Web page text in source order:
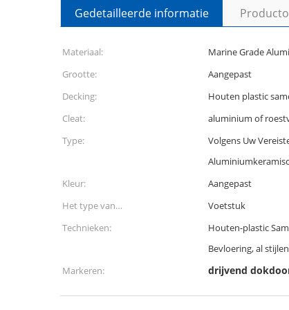
Gedetailleerde informatie
Materiaal: Marine Grade
Grootte:
Aangepast
Decking:
Houten plastic
Cleat:
aluminium of
Type:
Volgens Uw
Kleur: Aangepast
Het type van
bevloeringstoebehoren:
Voetstuk
Technieken:
Houten-plastic
Bevloering, al
Markeren: drijvend